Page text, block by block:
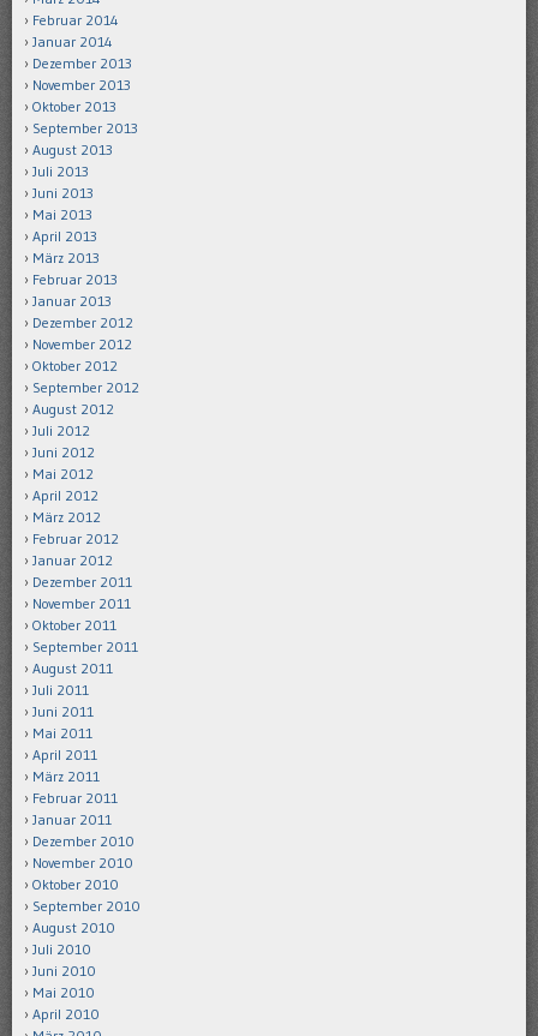
Februar 2014
Januar 2014
Dezember 2013
November 2013
Oktober 2013
September 2013
August 2013
Juli 2013
Juni 2013
Mai 2013
April 2013
März 2013
Februar 2013
Januar 2013
Dezember 2012
November 2012
Oktober 2012
September 2012
August 2012
Juli 2012
Juni 2012
Mai 2012
April 2012
März 2012
Februar 2012
Januar 2012
Dezember 2011
November 2011
Oktober 2011
September 2011
August 2011
Juli 2011
Juni 2011
Mai 2011
April 2011
März 2011
Februar 2011
Januar 2011
Dezember 2010
November 2010
Oktober 2010
September 2010
August 2010
Juli 2010
Juni 2010
Mai 2010
April 2010